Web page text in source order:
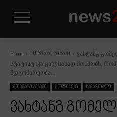
Home მთავარი ამბავი
ვახტანგ
სტატისტიკა ცალსახად მოწმობს, რომ
მდგომარეობა...
მთავარი ამბავი პოლიტიკა სამართალი
ვახტანგ